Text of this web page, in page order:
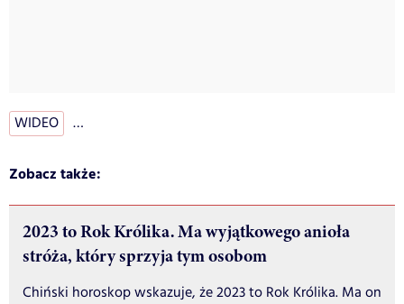
WIDEO …
Zobacz także:
2023 to Rok Królika. Ma wyjątkowego anioła
stróża, który sprzyja tym osobom
Chiński horoskop wskazuje, że 2023 to Rok Królika. Ma on